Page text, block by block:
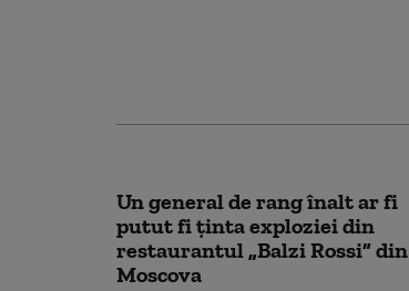
Un general de rang înalt ar fi
putut fi ținta exploziei din
restaurantul „Balzi Rossi” din
Moscova